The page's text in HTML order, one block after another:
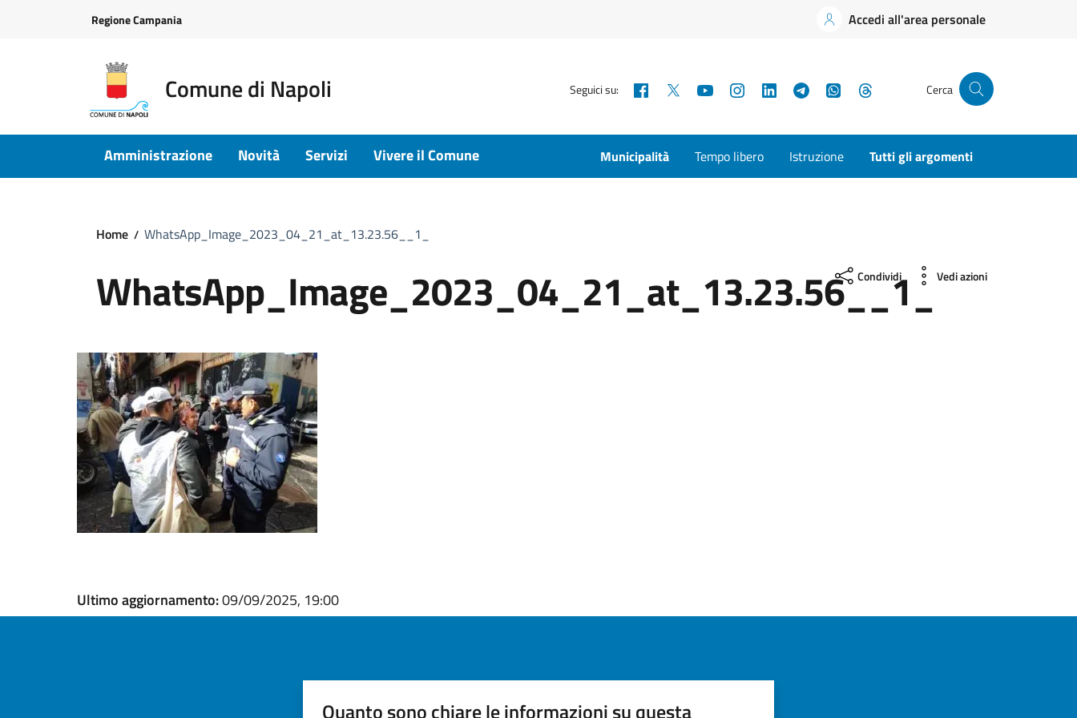
Regione Campania Accedi all'area personale
Comune di Napoli Seguici su: Facebook YouTubeInstagramLinkedInTelegramWhatsApp Cerca
Amministrazione Novità Servizi Vivere il Comune Municipalità Tempo libero Istruzione Tutti gli argomenti
Home WhatsApp_Image_2023_04_21_at_13.23.56__1_
WhatsApp_Image_2023_04_21_at_13.23.56__1_
Condividi Vedi azioni
Ultimo aggiornamento:09/09/2025, 19:00
Quanto sono chiare le informazioni su questa